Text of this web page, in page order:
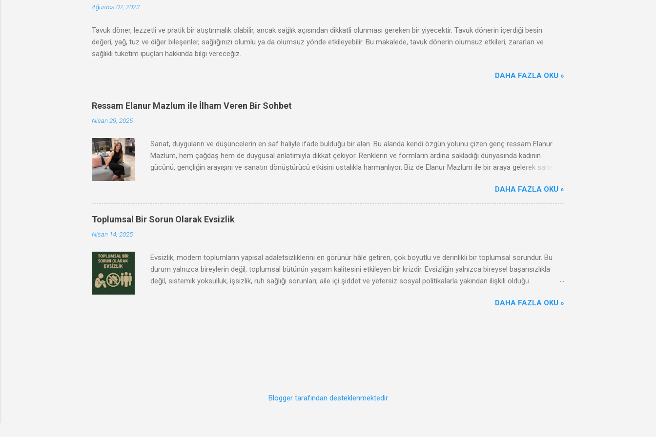
Ağustos 07, 2023
Tavuk döner, lezzetli ve pratik bir atıştırmalık olabilir, ancak sağlık açısından dikkatli olunması gereken bir yiyecektir. Tavuk dönerin içerdiği besin
değeri, yağ, tuz ve diğer bileşenler, sağlığınızı olumlu ya da olumsuz yönde etkileyebilir. Bu makalede, tavuk dönerin olumsuz etkileri, zararları ve
sağlıklı tüketim ipuçları hakkında bilgi vereceğiz.
DAHA FAZLA OKU »
Ressam Elanur Mazlum ile İlham Veren Bir Sohbet
Nisan 29, 2025
Sanat, duyguların ve düşüncelerin en saf haliyle ifade bulduğu bir alan. Bu alanda kendi özgün yolunu çizen genç ressam Elanur
Mazlum, hem çağdaş hem de duygusal anlatımıyla dikkat çekiyor. Renklerin ve formların ardına sakladığı dünyasında kadının
gücünü, gençliğin arayışını ve sanatın dönüştürücü etkisini ustalıkla harmanlıyor. Biz de Elanur Mazlum ile bir araya gelerek sanat
DAHA FAZLA OKU »
Toplumsal Bir Sorun Olarak Evsizlik
Nisan 14, 2025
Evsizlik, modern toplumların yapısal adaletsizliklerini en görünür hâle getiren, çok boyutlu ve derinlikli bir toplumsal sorundur. Bu
durum yalnızca bireylerin değil, toplumsal bütünün yaşam kalitesini etkileyen bir krizdir. Evsizliğin yalnızca bireysel başarısızlıkla
değil, sistemik yoksulluk, işsizlik, ruh sağlığı sorunları, aile içi şiddet ve yetersiz sosyal politikalarla yakından ilişkili olduğu
ciddi bir sorunudur ve bu sorunu çözmek için hukuki önlemler alınmıştır. Evsiz insanların yaşam koşullarını iyileştirmek ve
DAHA FAZLA OKU »
Blogger tarafından desteklenmektedir